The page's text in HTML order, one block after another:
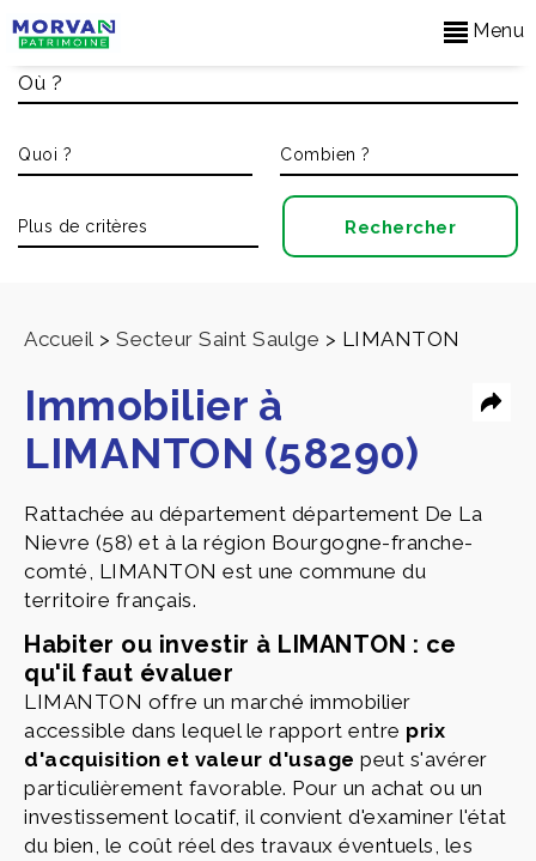
Menu
Accueil > Secteur Saint Saulge > LIMANTON
Immobilier à
LIMANTON (58290)
Rattachée au département département De La
Nievre (58) et à la région Bourgogne-franche-
comté, LIMANTON est une commune du
territoire français.
Habiter ou investir à LIMANTON : ce
qu'il faut évaluer
LIMANTON offre un marché immobilier
accessible dans lequel le rapport entre prix
d'acquisition et valeur d'usage peut s'avérer
particulièrement favorable. Pour un achat ou un
investissement locatif, il convient d'examiner l'état
du bien, le coût réel des travaux éventuels, les